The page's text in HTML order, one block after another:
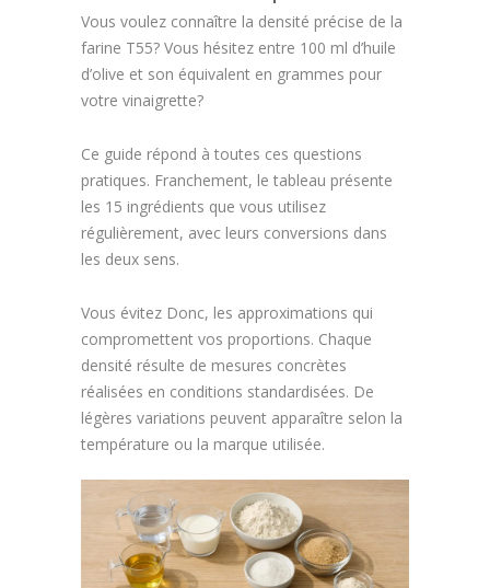
Vous voulez connaître la densité précise de la
farine T55? Vous hésitez entre 100 ml d’huile
d’olive et son équivalent en grammes pour
votre vinaigrette?
Ce guide répond à toutes ces questions
pratiques. Franchement, le tableau présente
les 15 ingrédients que vous utilisez
régulièrement, avec leurs conversions dans
les deux sens.
Vous évitez Donc, les approximations qui
compromettent vos proportions. Chaque
densité résulte de mesures concrètes
réalisées en conditions standardisées. De
légères variations peuvent apparaître selon la
température ou la marque utilisée.